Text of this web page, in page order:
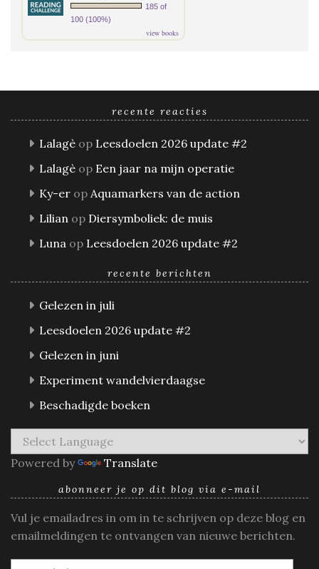
185 of
100 (100%)
view books
recente reacties
Lalagè op Leesdoelen 2026 update #2
Lalagè op Een jaar na mijn operatie
Ky-er op Aquamarkers van de action
Lilian op Diersymboliek: de muis
Luna op Leesdoelen 2026 update #2
recente berichten
Gelezen in juli
Leesdoelen 2026 update #2
Gelezen in juni
Experiment wandelvierdaagse
Beschadigde boeken
Powered by Translate
abonneer je op dit blog via e-mail
Vul je emailadres in om in te schrijven op deze blog en
emailmeldingen te ontvangen van nieuwe berichten.